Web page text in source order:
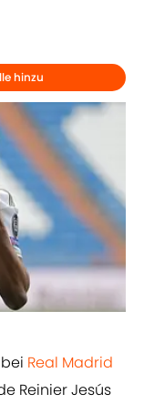
hinzu
Real Madrid
Reinier Jesús